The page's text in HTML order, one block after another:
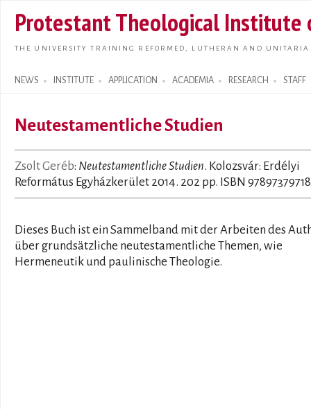
main
Protestant Theological Institute
THE UNIVERSITY TRAINING REFORMED, LUTHERAN AND
NEWS INSTITUTE APPLICATION ACADEMIA RESEARCH STAFF
Search form
Neutestamentliche Studien
Zsolt Geréb: Neutestamentliche Studien. Kolozsvár: Erdélyi
Református Egyházkerület 2014. 202 pp. ISBN
Dieses Buch ist ein Sammelband mit der Arbeiten des
über grundsätzliche neutestamentliche Themen, wie
Hermeneutik und paulinische Theologie.